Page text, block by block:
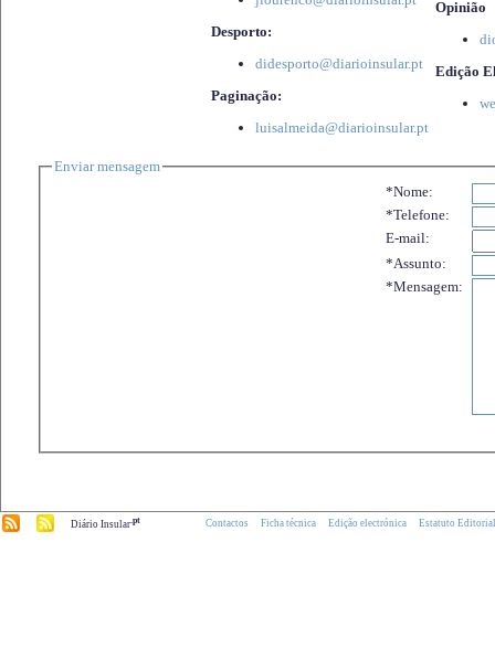
Desporto:
didesporto@diarioinsular.pt
Paginação:
luisalmeida@diarioinsular.pt
Opinião
Edição
Enviar mensagem
*Nome:
*Telefone:
E-mail:
*Assunto:
*Mensagem:
Diário Insular.pt Contactos Ficha técnica Edição electrónica Estatuto Editorial